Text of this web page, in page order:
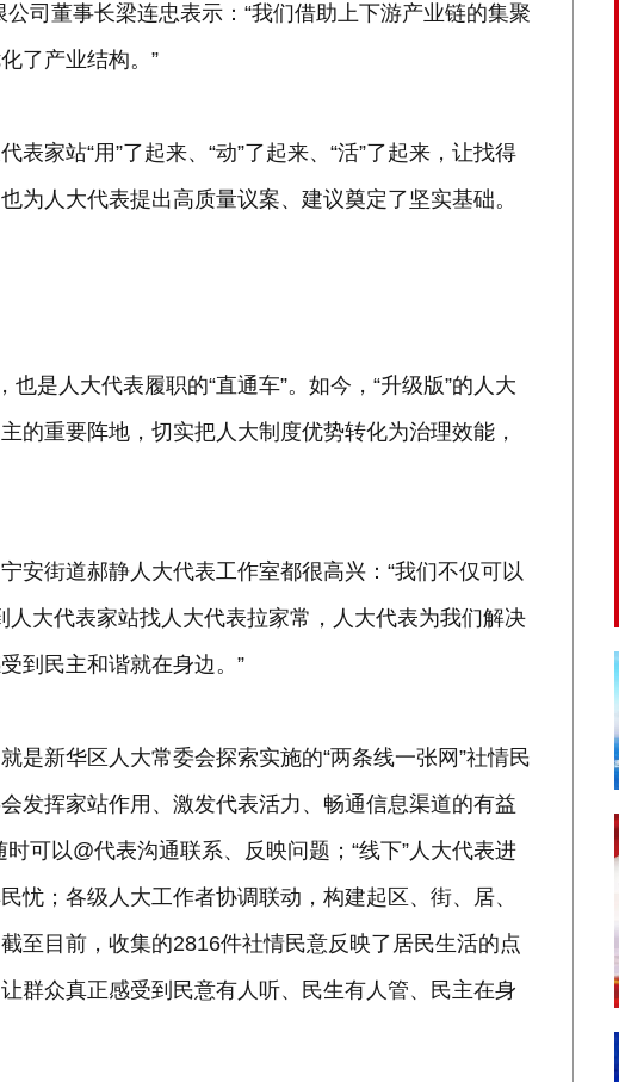
司董事长梁连忠表示：“我们借助上下游产业链的集聚
了产业结构。”
家站“用”了起来、“动”了起来、“活”了起来，让找得
为人大代表提出高质量议案、建议奠定了坚实基础。
也是人大代表履职的“直通车”。如今，“升级版”的人大
的重要阵地，切实把人大制度优势转化为治理效能，
安街道郝静人大代表工作室都很高兴：“我们不仅可以
人大代表家站找人大代表拉家常，人大代表为我们解决
到民主和谐就在身边。”
是新华区人大常委会探索实施的“两条线一张网”社情民
发挥家站作用、激发代表活力、畅通信息渠道的有益
时可以@代表沟通联系、反映问题；“线下”人大代表进
忧；各级人大工作者协调联动，构建起区、街、居、
至目前，收集的2816件社情民意反映了居民生活的点
群众真正感受到民意有人听、民生有人管、民主在身